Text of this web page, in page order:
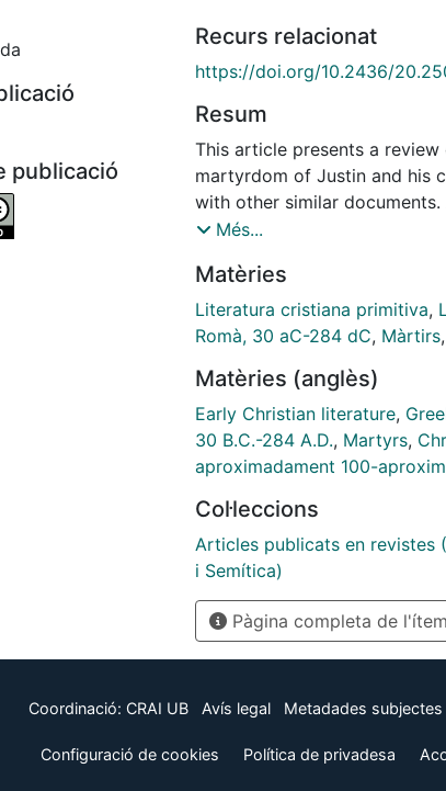
publicació
Recurs relacionat
https://doi.org/10.2436/
Resum
This article presents a
martyrdom of Justin and his
with other similar
underlines the coincidences,
Més...
Matèries
Literatura cristiana primitiva,
Romà, 30 aC-284 dC, Màrtirs,
Matèries (anglès)
Early Christian literature,
30 B.C.-284 A.D., Martyrs,
aproximadament 100-
Col·leccions
Articles publicats en revistes
i Semítica)
Pàgina completa de l'ítem
Coordinació: CRAI UB Avís legal Metadades subjectes
Configuració de cookies Política de privadesa